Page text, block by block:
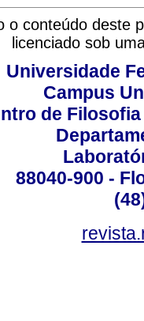
o conteúdo deste
licenciado sob
Universidade
Campus
de
88040-900 -